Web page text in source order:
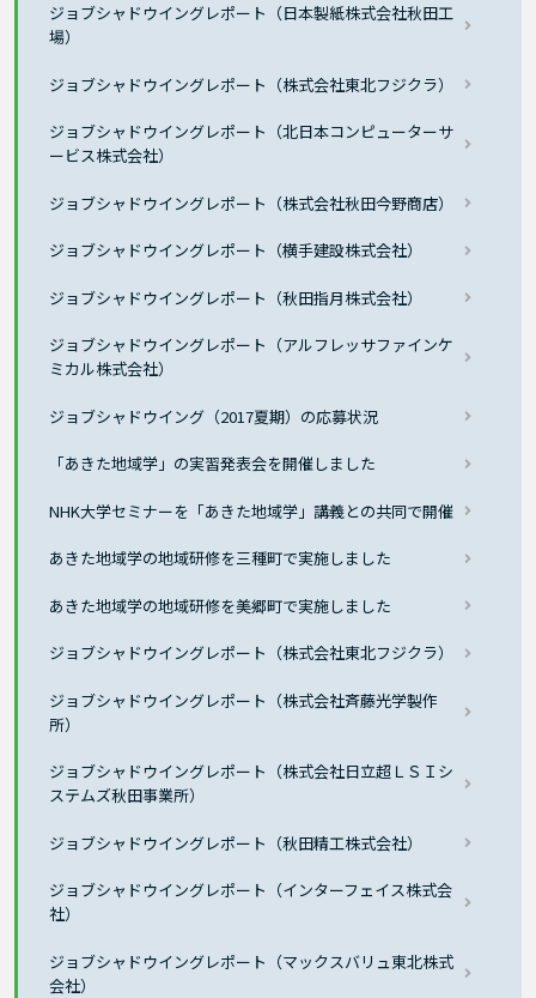
ジョブシャドウイングレポート（日本製紙株式会社秋田工
場）
ジョブシャドウイングレポート（株式会社東北フジクラ）
ジョブシャドウイングレポート（北日本コンピューターサ
ービス株式会社）
ジョブシャドウイングレポート（株式会社秋田今野商店）
ジョブシャドウイングレポート（横手建設株式会社）
ジョブシャドウイングレポート（秋田指月株式会社）
ジョブシャドウイングレポート（アルフレッサファインケ
ミカル株式会社）
ジョブシャドウイング（2017夏期）の応募状況
「あきた地域学」の実習発表会を開催しました
NHK大学セミナーを「あきた地域学」講義との共同で開催
あきた地域学の地域研修を三種町で実施しました
あきた地域学の地域研修を美郷町で実施しました
ジョブシャドウイングレポート（株式会社東北フジクラ）
ジョブシャドウイングレポート（株式会社斉藤光学製作
所）
ジョブシャドウイングレポート（株式会社日立超ＬＳＩシ
ステムズ秋田事業所）
ジョブシャドウイングレポート（秋田精工株式会社）
ジョブシャドウイングレポート（インターフェイス株式会
社）
ジョブシャドウイングレポート（マックスバリュ東北株式
会社）